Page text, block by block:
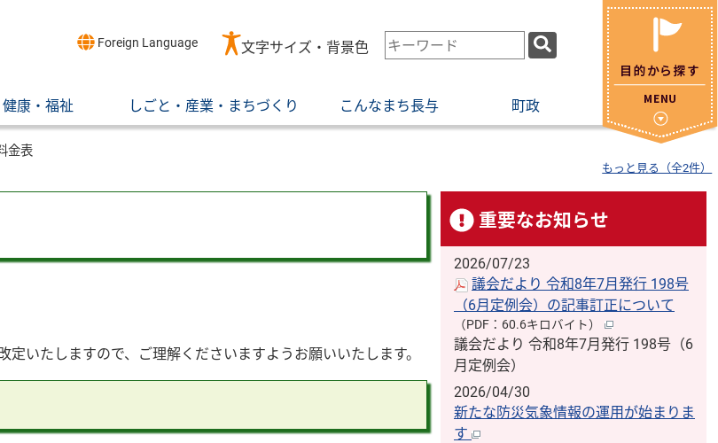
Foreign Language 文字サイズ・背景色
検
索
ー
ワ
健康・福祉 しごと・産業・まちづくり こんなまち長与 町政
金表
もっと見る（全2件）
いたしますので、ご理解くださいますようお願いいたします。
重要なお知らせ
2026/07/23
議会だより 令和8年7月発行 198号
（6月定例会）の記事訂正について
（PDF：60.6キロバイト）
議会だより 令和8年7月発行 198号（6
月定例会）
2026/04/30
新たな防災気象情報の運用が始まりま
す